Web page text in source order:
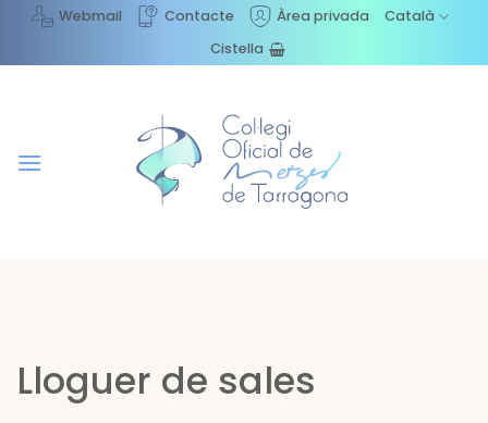
content
Webmail Contacte Àrea privada
Català
Cistella
Lloguer de sales